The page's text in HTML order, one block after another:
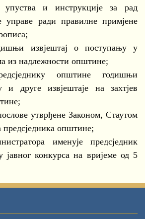
и инструкције за рад
управе ради правилне примјене
извјештај о поступању у
из надлежности општине;
општине годишњи
и друге извјештаје на захтјев
утврђене Законом, Стаутом
општине;
именује предсједник
конкурса на вријеме од 5